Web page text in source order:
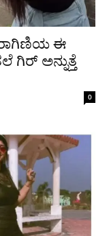
ಈ
ಅನ್ನುತ್ತೆ
0